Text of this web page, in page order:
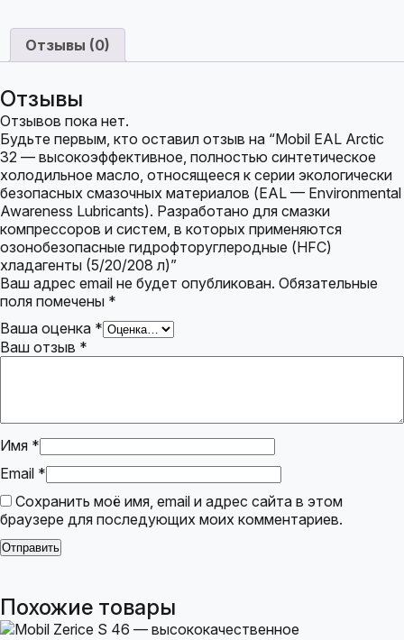
Отзывы (0)
Отзывы
Отзывов пока нет.
Будьте первым, кто оставил отзыв на “Mobil EAL Arctic
32 — высокоэффективное, полностью синтетическое
холодильное масло, относящееся к серии экологически
безопасных смазочных материалов (EAL — Environmental
Awareness Lubricants). Разработано для смазки
компрессоров и систем, в которых применяются
озонобезопасные гидрофторуглеродные (HFC)
хладагенты (5/20/208 л)”
Ваш адрес email не будет опубликован. Обязательные
поля помечены *
Ваша оценка *
Ваш отзыв *
Имя *
Email *
Сохранить моё имя, email и адрес сайта в этом
браузере для последующих моих комментариев.
Похожие товары